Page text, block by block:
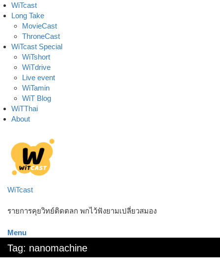
Skip
to
content
WiTcast
Long Take
MovieCast
ThroneCast
WiTcast Special
WiTshort
WiTdrive
Live event
WiTamin
WiT Blog
WiTThai
About
WiTcast
รายการคุยวิทย์ติดตลก พกไว้ฟังยามเปลี่ยวสมอง
Menu
Tag: nanomachine